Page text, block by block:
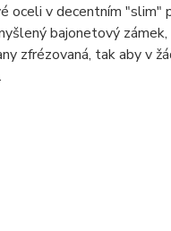
oceli v decentním "slim"
bajonetový
zfrézovaná, tak aby v